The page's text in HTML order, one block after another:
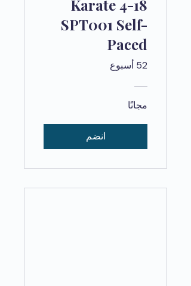
Karate 4-18
SPT001 Self-
Paced
52 أسبوع
مجانًا
انضم